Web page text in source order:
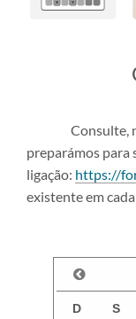
Consulte,
preparámos para
ligação: https://
existente em
D S